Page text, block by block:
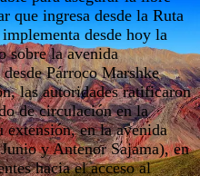
que ingresa desde la Ruta
desde hoy la
sobre la avenida
Párroco Marshke
las autoridades ratificaron
de circulación en la
extensión, en la avenida
y Antenor Sajama), en
hacia el acceso al